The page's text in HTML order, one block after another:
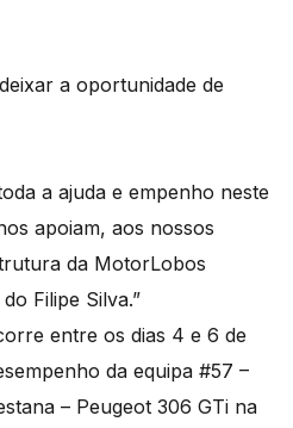
a oportunidade de
a ajuda e empenho neste
apoiam, aos nossos
da MotorLobos
Filipe Silva.”
entre os dias 4 e 6 de
da equipa #57 –
– Peugeot 306 GTi na